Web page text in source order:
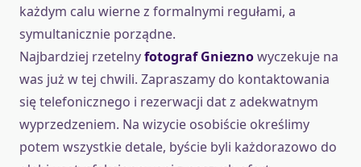
każdym calu wierne z formalnymi regułami, a
symultanicznie porządne.
Najbardziej rzetelnyfotograf Gnieznowyczekuje na
was już w tej chwili. Zapraszamy do kontaktowania
się telefonicznego i rezerwacji dat z adekwatnym
wyprzedzeniem. Na wizycie osobiście określimy
potem wszystkie detale, byście byli każdorazowo do